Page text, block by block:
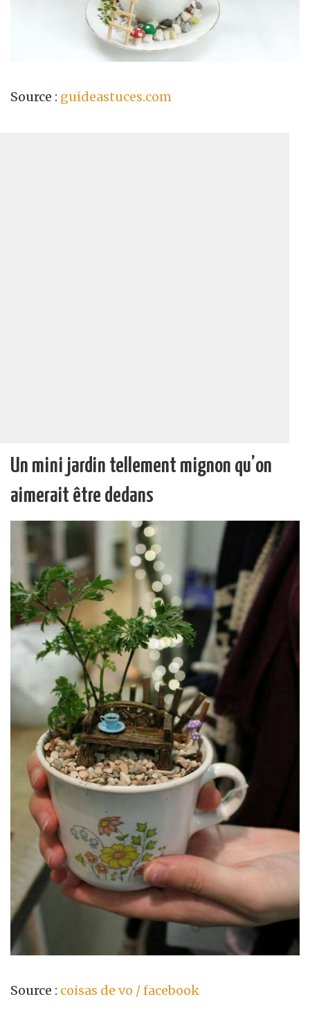
Source : guideastuces.com
Un mini jardin tellement mignon qu’on
aimerait être dedans
Source : coisas de vo / facebook